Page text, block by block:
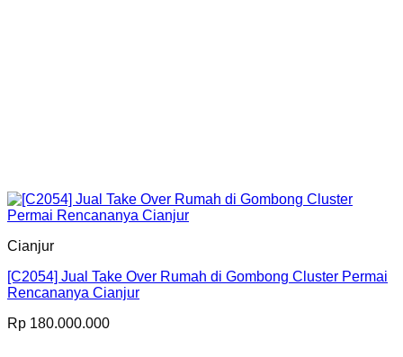
Cianjur
[C2054] Jual Take Over Rumah di Gombong Cluster Permai
Rencananya Cianjur
Rp 180.000.000